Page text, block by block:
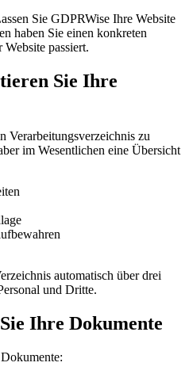
Sie GDPRWise Ihre Website
haben Sie einen konkreten
passiert.
Sie Ihre
zu
im Wesentlichen eine Übersicht
automatisch über drei
und Dritte.
Ihre Dokumente